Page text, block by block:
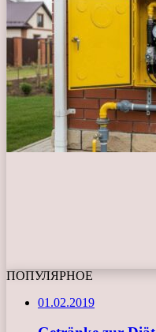
ПОПУЛЯРНОЕ
01.02.2019